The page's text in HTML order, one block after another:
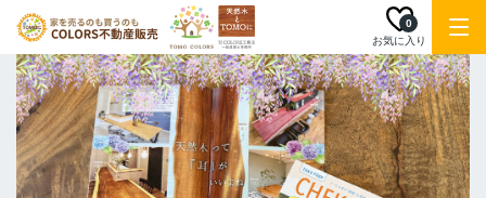
お気に入り
0